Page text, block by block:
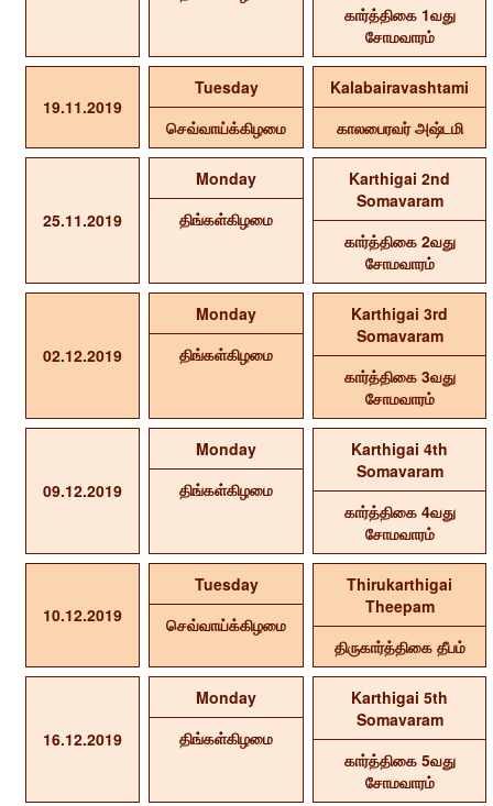
கார்த்திகை 1வது
சோமவாரம்
19.11.2019
Tuesday
செவ்வாய்க்கிழமை
Kalabairavashtami
காலபைரவர் அஷ்டமி
25.11.2019
Monday
திங்கள்கிழமை
Karthigai 2nd
Somavaram
கார்த்திகை 2வது
சோமவாரம்
02.12.2019
Monday
திங்கள்கிழமை
Karthigai 3rd
Somavaram
கார்த்திகை 3வது
சோமவாரம்
09.12.2019
Monday
திங்கள்கிழமை
Karthigai 4th
Somavaram
கார்த்திகை 4வது
சோமவாரம்
10.12.2019
Tuesday
செவ்வாய்க்கிழமை
Thirukarthigai
Theepam
திருகார்த்திகை தீபம்
16.12.2019
Monday
திங்கள்கிழமை
Karthigai 5th
Somavaram
கார்த்திகை 5வது
சோமவாரம்